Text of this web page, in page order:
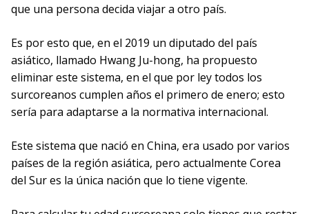
que una persona decida viajar a otro país.
Es por esto que, en el 2019 un diputado del país
asiático, llamado Hwang Ju-hong, ha propuesto
eliminar este sistema, en el que por ley todos los
surcoreanos cumplen años el primero de enero; esto
sería para adaptarse a la normativa internacional.
Este sistema que nació en China, era usado por varios
países de la región asiática, pero actualmente Corea
del Sur es la única nación que lo tiene vigente.